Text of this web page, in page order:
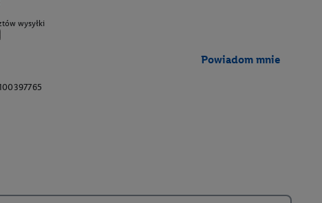
wysyłki
Powiadom mnie